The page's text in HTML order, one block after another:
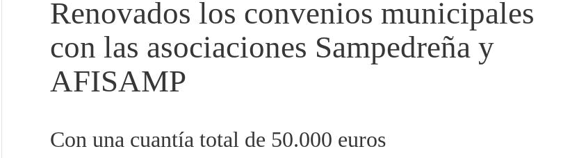
Renovados los convenios municipales
con las asociaciones Sampedreña y
AFISAMP
Con una cuantía total de 50.000 euros